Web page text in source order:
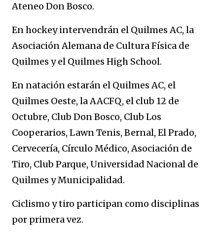
Ateneo Don Bosco.
En hockey intervendrán el Quilmes AC, la
Asociación Alemana de Cultura Física de
Quilmes y el Quilmes High School.
En natación estarán el Quilmes AC, el
Quilmes Oeste, la AACFQ, el club 12 de
Octubre, Club Don Bosco, Club Los
Cooperarios, Lawn Tenis, Bernal, El Prado,
Cervecería, Círculo Médico, Asociación de
Tiro, Club Parque, Universidad Nacional de
Quilmes y Municipalidad.
Ciclismo y tiro participan como disciplinas
por primera vez.